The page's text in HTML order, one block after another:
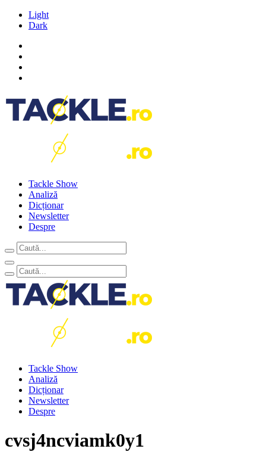
Light
Dark
Tackle Show
Analiză
Dicționar
Newsletter
Despre
Tackle Show
Analiză
Dicționar
Newsletter
Despre
cvsj4ncviamk0y1